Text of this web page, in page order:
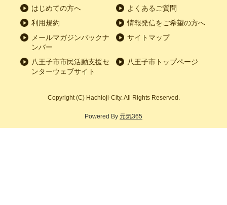
はじめての方へ
よくあるご質問
利用規約
情報発信をご希望の方へ
メールマガジンバックナ
ンバー
サイトマップ
八王子市市民活動支援セ
ンターウェブサイト
八王子市トップページ
Copyright(C) Hachioji-City. All Rights Reserved.
Powered By 元気365